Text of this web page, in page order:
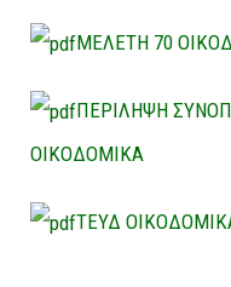
ΜΕΛΕΤΗ 70
ΠΕΡΙΛΗΨΗ
ΟΙΚΟΔΟΜΙΚΑ
ΤΕΥΔ